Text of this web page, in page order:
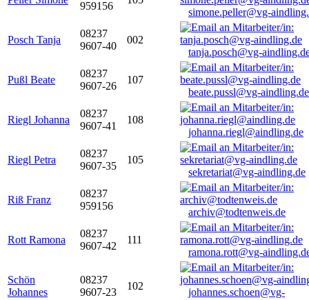
959156
simone.peller@vg-
Posch Tanja
08237
9607-40
002
tanja.posch@vg-
Pußl Beate
08237
9607-26
107
beate.pussl@vg-aindling.de
Riegl Johanna
08237
9607-41
108
johanna.riegl@aindling.de
Riegl Petra
08237
9607-35
105
sekretariat@vg-aindling.de
Riß Franz
08237
959156
archiv@todtenweis.de
Rott Ramona
08237
9607-42
111
ramona.rott@vg-
Schön
Johannes
08237
9607-23
102
johannes.schoen@vg-